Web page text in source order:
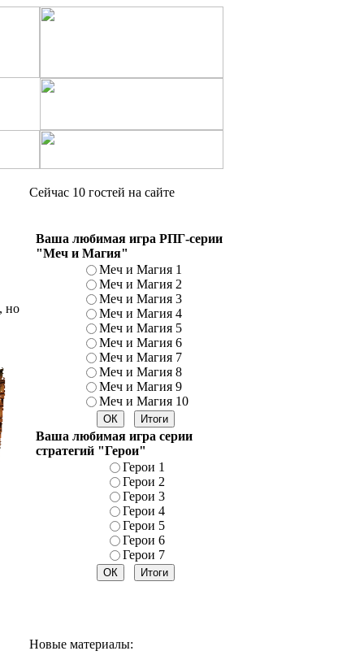
, но
Сейчас 10 гостей на сайте
Ваша любимая игра РПГ-серии
"Меч и Магия"
Меч и Магия 1
Меч и Магия 2
Меч и Магия 3
Меч и Магия 4
Меч и Магия 5
Меч и Магия 6
Меч и Магия 7
Меч и Магия 8
Меч и Магия 9
Меч и Магия 10
Ваша любимая игра серии
стратегий "Герои"
Герои 1
Герои 2
Герои 3
Герои 4
Герои 5
Герои 6
Герои 7
Новые материалы: